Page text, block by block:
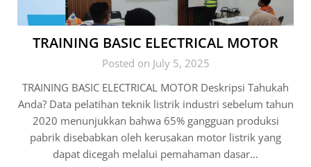
TRAINING BASIC ELECTRICAL MOTOR
Posted on July 5, 2025
TRAINING BASIC ELECTRICAL MOTOR Deskripsi Tahukah
Anda? Data pelatihan teknik listrik industri sebelum tahun
2020 menunjukkan bahwa 65% gangguan produksi
pabrik disebabkan oleh kerusakan motor listrik yang
dapat dicegah melalui pemahaman dasar…